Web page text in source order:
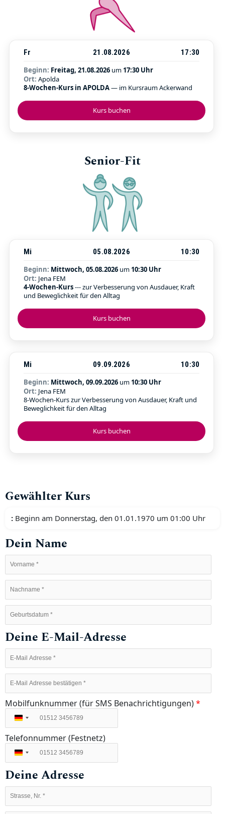
Kurs buchen
Fr 21.08.2026
17:30
Beginn: Freitag, 21.08.2026 um 17:30 Uhr
Ort: Apolda
8-Wochen-Kurs in APOLDA— im Kursraum Ackerwand
Senior-Fit
Kurs buchen
Mi 05.08.2026
10:30
Beginn: Mittwoch, 05.08.2026 um 10:30 Uhr
Ort: Jena FEM
4-Wochen-Kurs--- zur Verbesserung von Ausdauer, Kraft
und Beweglichkeit für den Alltag
Kurs buchen
Mi 09.09.2026
10:30
Beginn: Mittwoch, 09.09.2026 um 10:30 Uhr
Ort: Jena FEM
8-Wochen-Kurs zur Verbesserung von Ausdauer, Kraft und
Beweglichkeit für den Alltag
Gewählter Kurs
: Beginn am Donnerstag, den 01.01.1970 um 01:00 Uhr
Dein Name
Deine E-Mail-Adresse
Mobilfunknummer (für SMS Benachrichtigungen)*
Deutschland
+49
Telefonnummer (Festnetz)
Deutschland
+49
Deine Adresse